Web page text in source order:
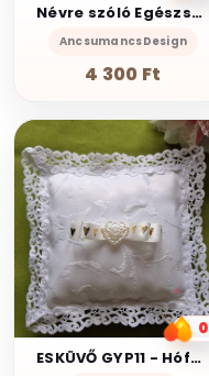
Névre szóló Egészségügyi kiskönyv borító Szerkesztő PIROS alapra
AncsumancsDesign
4 300 Ft
0
ESKÜVŐ GYP11 - Hófehér 15x15cm-es damaszt csipkés masnis gyűrűpárna